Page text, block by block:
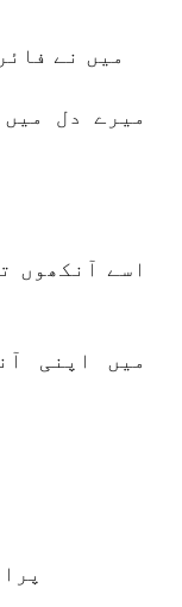
میں نے
میرے دل
اسے آنکھوں
میں اپنی